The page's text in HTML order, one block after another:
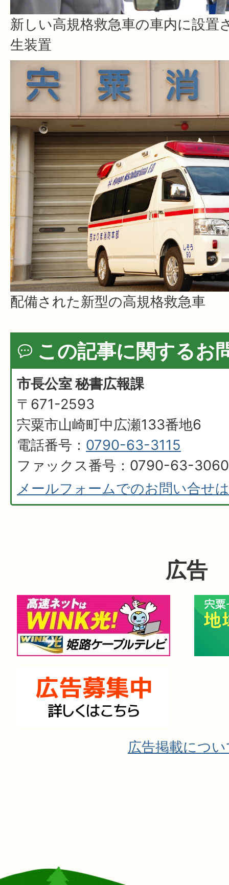
新しい高規格救急車の車内に設置
生装置
配備された新型の高規格救急車
この記事に関するお
市長公室 秘書広報課
〒671-2593
宍粟市山崎町中広瀬133番地6
電話番号： 0790-63-3115
ファックス番号：0790-63-3060
メールフォームでのお問い合せ
広告
広告掲載につ